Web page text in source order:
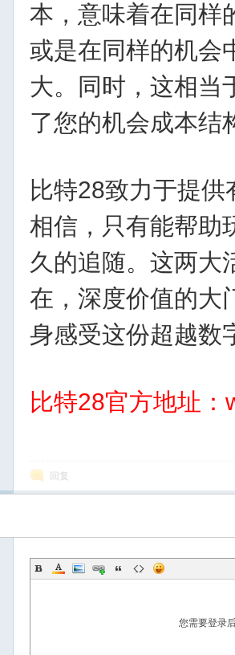
本，意味着在同样
或是在同样的机会
大。同时，这相当
了您的机会成本结
比特28致力于提
相信，只有能帮助
久的追随。这两大
在，深度价值的大
身感受这份超越数
比特28官方地址
回复
您需要登录